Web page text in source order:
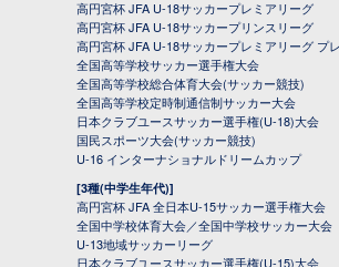
高円宮杯 JFA U-18サッカープレミアリーグ
高円宮杯 JFA U-18サッカープリンスリーグ
高円宮杯 JFA U-18サッカープレミアリーグ プ
全国高等学校サッカー選手権大会
全国高等学校総合体育大会(サッカー競技)
全国高等学校定時制通信制サッカー大会
日本クラブユースサッカー選手権(U-18)大会
国民スポーツ大会(サッカー競技)
U-16 インターナショナルドリームカップ
[3種(中学生年代)]
高円宮杯 JFA 全日本U-15サッカー選手権大会
全国中学校体育大会／全国中学校サッカー大会
U-13地域サッカーリーグ
日本クラブユースサッカー選手権(U-15)大会